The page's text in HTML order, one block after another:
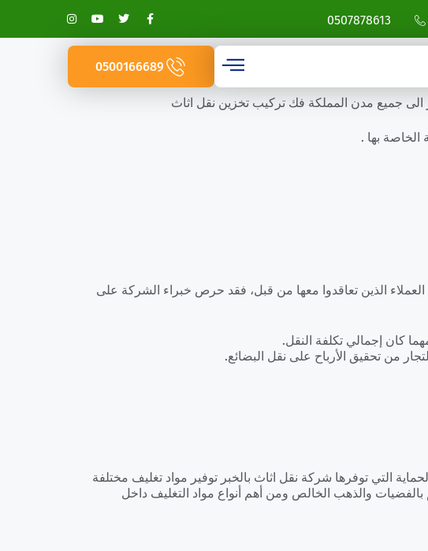
0507878613
0500166689
جميع مدن المملكة فك تركيب تخزين نقل اثاث
بها .
الذين تعاقدوا معها من قبل، فقد حرص خبراء الشركة على
كان إجمالي تكلفة النقل.
من تحقيق الأرباح على نقل البضائع.
التي توفرها شركة نقل اثاث بالخبر توفير مواد تغليف مختلفة
والذهب الخالص ومن أهم أنواع مواد التغليف داخل